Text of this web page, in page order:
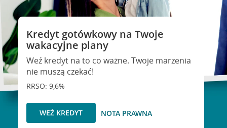
Kredyt gotówkowy na Twoje
wakacyjne plany
Weź kredyt na to co ważne. Twoje marzenia
nie muszą czekać!
RRSO: 9,6%
WEŹ KREDYT NOTA PRAWNA